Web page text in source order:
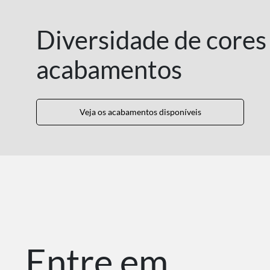
Diversidade de
acabamentos
Veja os acabamentos disponíveis